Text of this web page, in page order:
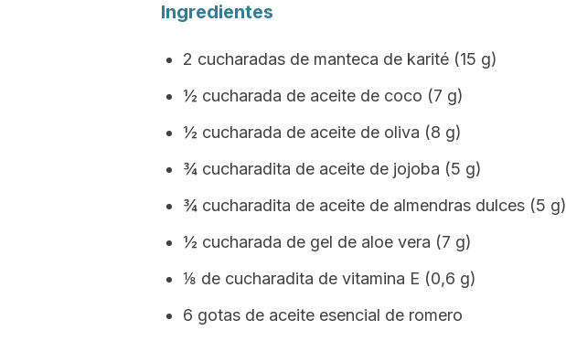
Ingredientes
2 cucharadas de manteca de karité (15 g)
½ cucharada de aceite de coco (7 g)
½ cucharada de aceite de oliva (8 g)
¾ cucharadita de aceite de jojoba (5 g)
¾ cucharadita de aceite de almendras dulces (5 g)
½ cucharada de gel de aloe vera (7 g)
⅛ de cucharadita de vitamina E (0,6 g)
6 gotas de aceite esencial de romero